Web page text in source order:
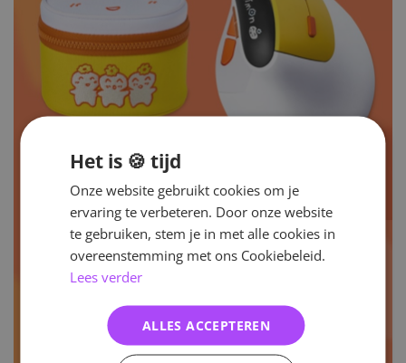
Het is 🍪 tijd
Onze website gebruikt cookies om je
ervaring te verbeteren. Door onze website
te gebruiken, stem je in met alle cookies in
overeenstemming met ons Cookiebeleid.
Lees verder
ALLES ACCEPTEREN